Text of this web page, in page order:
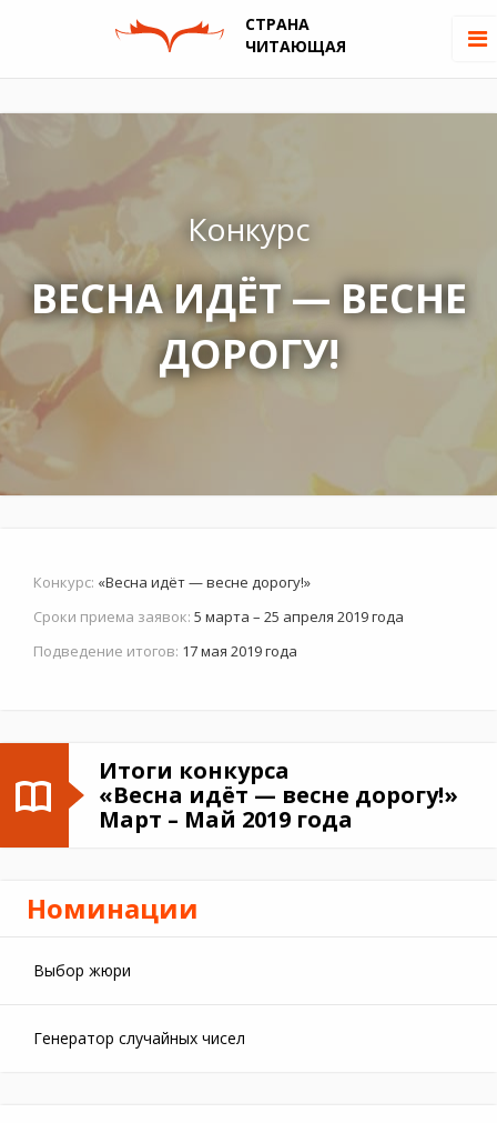
СТРАНА
ЧИТАЮЩАЯ
Конкурс
ВЕСНА ИДЁТ — ВЕСНЕ
ДОРОГУ!
Конкурс: «Весна идёт — весне дорогу!»
Сроки приема заявок: 5 марта – 25 апреля 2019 года
Подведение итогов: 17 мая 2019 года
Итоги конкурса
«Весна идёт — весне дорогу!»
Март – Май 2019 года
Номинации
Выбор жюри
Генератор случайных чисел